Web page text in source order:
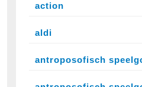
action
aldi
antroposofisch